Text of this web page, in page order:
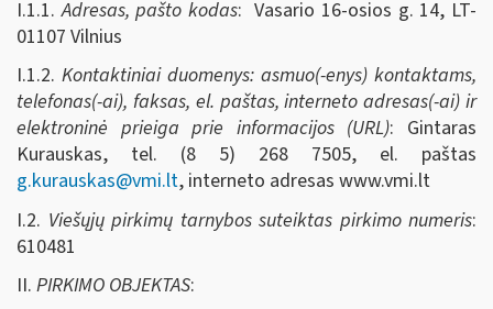
I.1.1.Adresas, pašto kodas: Vasario 16-osios g. 14, LT-
01107 Vilnius
I.1.2. Kontaktiniai duomenys: asmuo(-enys) kontaktams,
telefonas(-ai), faksas, el. paštas, interneto adresas(-ai) ir
elektroninė prieiga prie informacijos (URL): Gintaras
Kurauskas, tel. (8 5) 268 7505, el. paštas
g.kurauskas@vmi.lt, interneto adresas www.vmi.lt
I.2. Viešųjų pirkimų tarnybos suteiktas pirkimo numeris:
610481
II. PIRKIMO OBJEKTAS: